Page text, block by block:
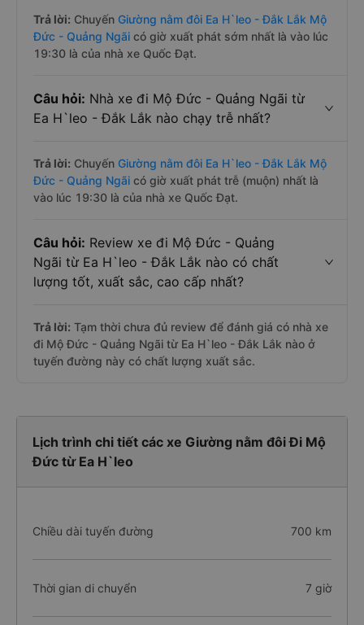
Trả lời: Chuyến Giường nằm đôi Ea H`leo - Đắk Lắk Mộ
Đức - Quảng Ngãi có giờ xuất phát sớm nhất là vào lúc
19:30 là của nhà xe Quốc Đạt.
Câu hỏi: Nhà xe đi Mộ Đức - Quảng Ngãi từ
Ea H`leo - Đắk Lắk nào chạy trễ nhất?
Trả lời: Chuyến Giường nằm đôi Ea H`leo - Đắk Lắk Mộ
Đức - Quảng Ngãi có giờ xuất phát trễ (muộn) nhất là
vào lúc 19:30 là của nhà xe Quốc Đạt.
Câu hỏi: Review xe đi Mộ Đức - Quảng
Ngãi từ Ea H`leo - Đắk Lắk nào có chất
lượng tốt, xuất sắc, cao cấp nhất?
Trả lời: Tạm thời chưa đủ review để đánh giá có nhà xe
đi Mộ Đức - Quảng Ngãi từ Ea H`leo - Đắk Lắk nào ở
tuyến đường này có chất lượng xuất sắc.
Lịch trình chi tiết các xe Giường nằm đôi Đi Mộ
Đức từ Ea H`leo
Chiều dài tuyến đường 700 km
Thời gian di chuyển 7 giờ